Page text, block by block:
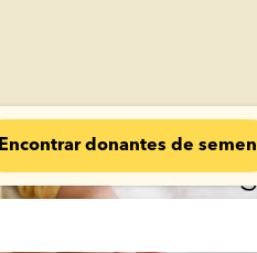
Encontrar donantes de semen